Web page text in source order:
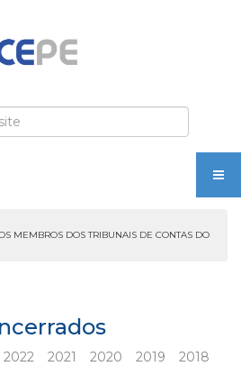
MEMBROS DOS TRIBUNAIS DE CONTAS DO
2022 2021 2020 2019
2018